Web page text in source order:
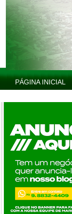
PÁGINA INICIAL